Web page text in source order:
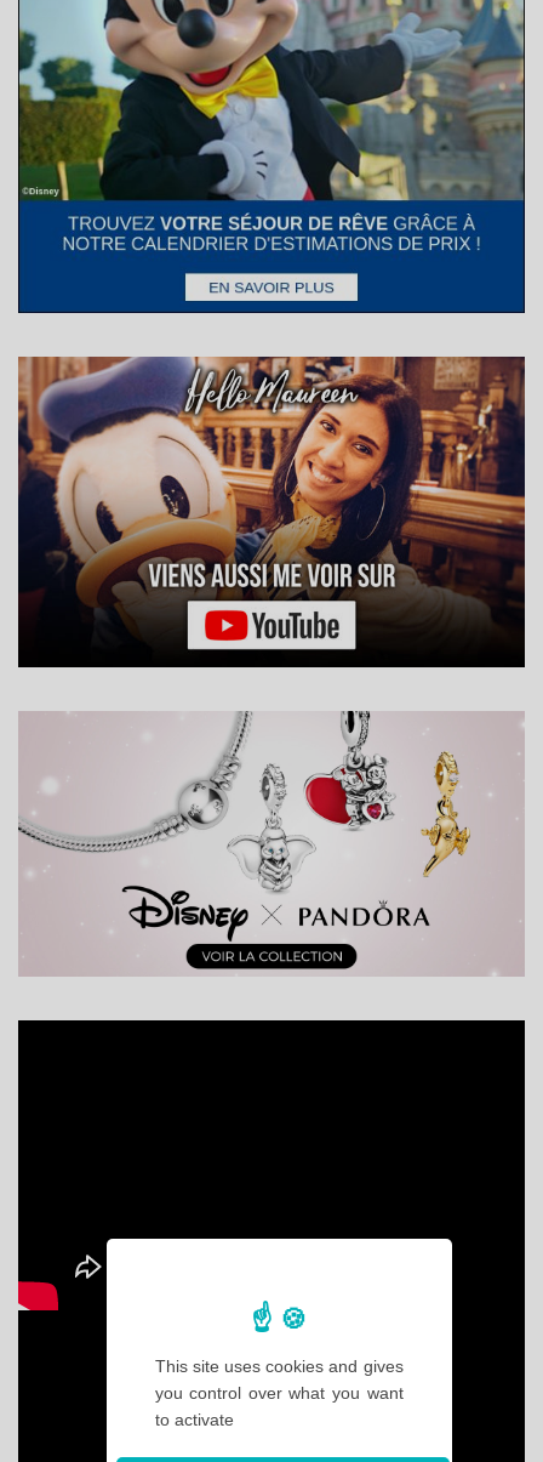
This site uses cookies and gives
you control over what you want
to activate